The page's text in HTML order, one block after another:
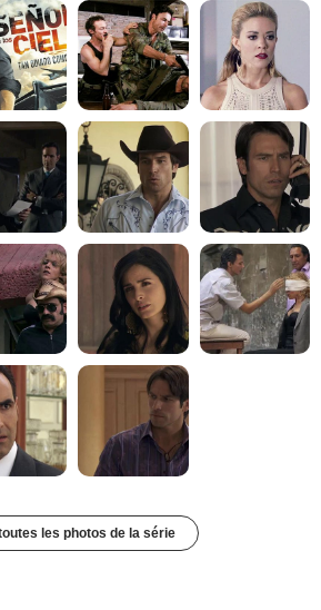
les photos de la série